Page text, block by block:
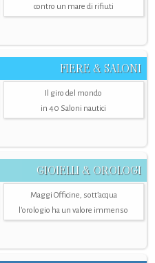
contro un mare di rifiuti
FIERE & SALONI
Il giro del mondo
in 40 Saloni nautici
GIOIELLI & OROLOGI
Maggi Officine, sott’acqua
l'orologio ha un valore immenso